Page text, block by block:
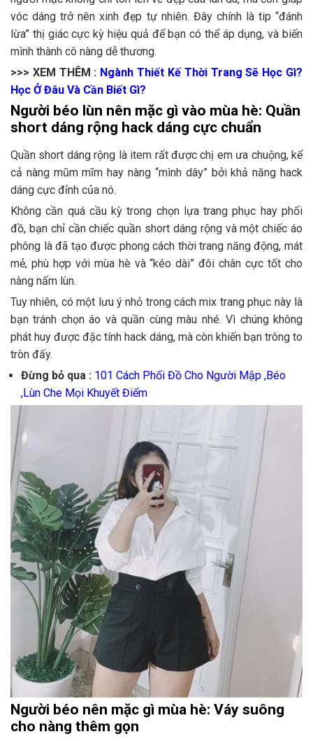
vóc dáng trở nên xinh đẹp tự nhiên. Đây chính là tip “đánh
lừa” thị giác cực kỳ hiệu quả để bạn có thể áp dụng, và biến
mình thành cô nàng dễ thương.
>>> XEM THÊM : Ngành Thiết Kế Thời Trang Sẽ Học Gì?
Học Ở Đâu Và Cần Biết Gì?
Người béo lùn nên mặc gì vào mùa hè: Quần
short dáng rộng hack dáng cực chuẩn
Quần short dáng rộng là item rất được chị em ưa chuộng, kể
cả nàng mũm mĩm hay nàng “mình dây” bởi khả năng hack
dáng cực đỉnh của nó.
Không cần quá cầu kỳ trong chọn lựa trang phục hay phối
đồ, bạn chỉ cần chiếc quần short dáng rộng và một chiếc áo
phông là đã tạo được phong cách thời trang năng động, mát
mẻ, phù hợp với mùa hè và “kéo dài” đôi chân cực tốt cho
nàng nấm lùn.
Tuy nhiên, có một lưu ý nhỏ trong cách mix trang phục này là
bạn tránh chọn áo và quần cùng màu nhé. Vì chúng không
phát huy được đặc tính hack dáng, mà còn khiến bạn trông to
tròn đấy.
Đừng bỏ qua : 101 Cách Phối Đồ Cho Người Mập ,Béo
,Lùn Che Mọi Khuyết Điểm
Người béo nên mặc gì mùa hè: Váy suông
cho nàng thêm gọn